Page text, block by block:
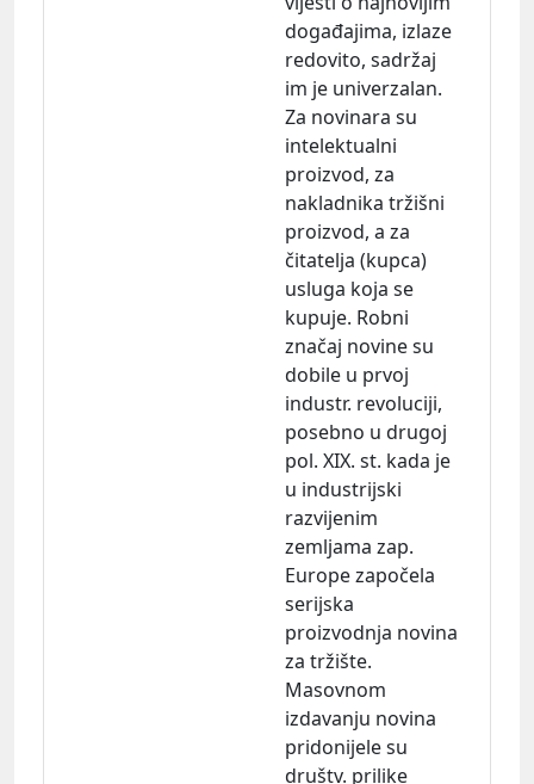
događajima, izlaze
redovito, sadržaj
im je univerzalan.
Za novinara su
intelektualni
proizvod, za
nakladnika tržišni
proizvod, a za
čitatelja (kupca)
usluga koja se
kupuje. Robni
značaj novine su
dobile u prvoj
industr. revoluciji,
posebno u drugoj
pol. XIX. st. kada je
u industrijski
razvijenim
zemljama zap.
Europe započela
serijska
proizvodnja novina
za tržište.
Masovnom
izdavanju novina
pridonijele su
društv. prilike